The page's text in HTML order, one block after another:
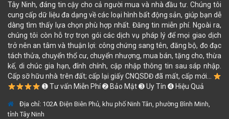
Tây Ninh, đáng tin cậy cho cả người mua và nhà đầu tư. Chúng tôi
cung cấp dữ liệu đa dạng về các loại hình bất động sản, giúp bạn dễ
dàng tìm thấy lựa chọn phù hợp nhất. Đăng tin miễn phí. Ngoài ra,
chúng tôi còn hỗ trợ trọn gói các dịch vụ pháp lý để mọi giao dịch
trở nên an tâm và thuận lợi: công chứng sang tên, đăng bộ, đo đạc
tách thửa, chuyển thổ cư, chuyển nhượng, mua bán, tặng cho, thừa
kế, di chúc gia hạn, đính chính, cập nhập thông tin sau sáp nhập.
Cấp sỡ hữu nhà trên đất; cấp lại giấy CNQSDĐ đã mất, cấp mới...
➊ Tư vấn Miễn Phí ➋ Bảo Mật ➌ Uy Tín ➍ Hiệu Quả
Địa chỉ: 102A Điện Biên Phủ, khu phố Ninh Tân, phường Bình Minh,
tỉnh Tây Ninh